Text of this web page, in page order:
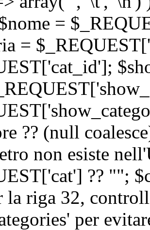
=
=
?? (null
non esiste
?? "";
la riga 32,
per